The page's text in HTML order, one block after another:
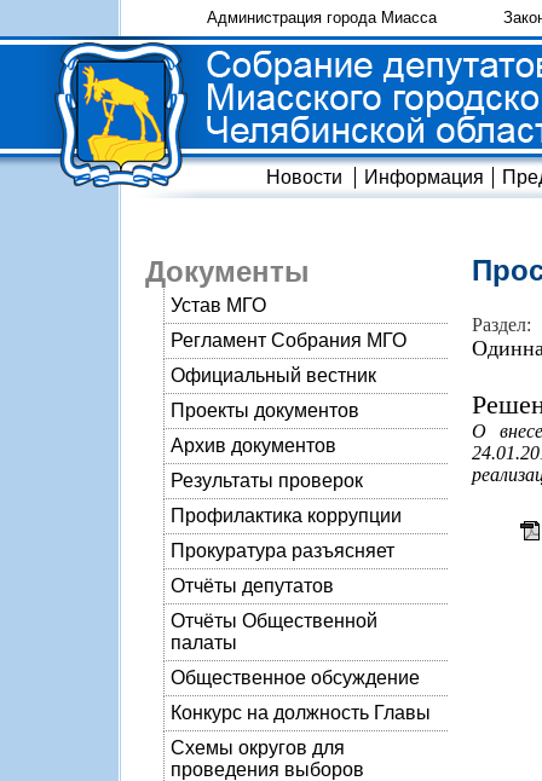
Администрация города Миасса
Новости Информация
Документы
Устав МГО
Регламент Собрания МГО
Официальный вестник
Проекты документов
Архив документов
Результаты проверок
Профилактика коррупции
Прокуратура разъясняет
Отчёты депутатов
Отчёты Общественной
палаты
Общественное обсуждение
Конкурс на должность Главы
Схемы округов для
проведения выборов
Раздел:
О